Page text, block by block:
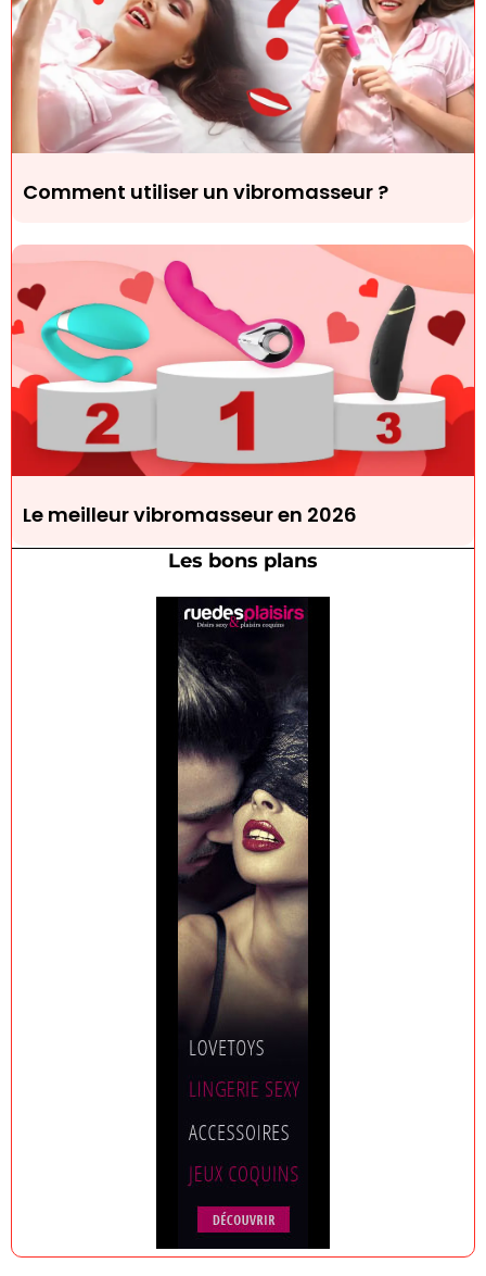
Comment utiliser un vibromasseur ?
Le meilleur vibromasseur en 2026
Les bons plans